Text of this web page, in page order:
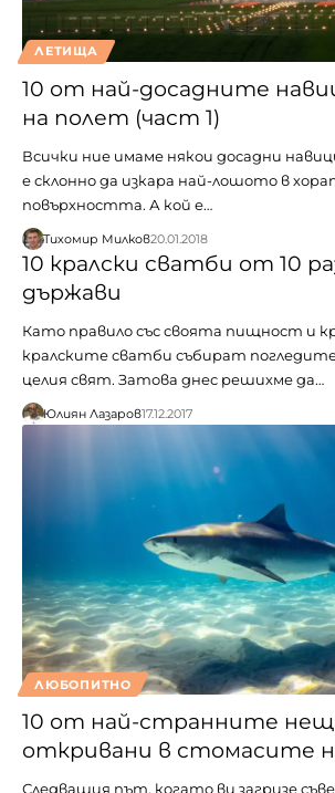
ЛЕТИЩА
10 от най-досадните
на полет (част 1)
Всички ние имаме някои досадни
е склонно да изкара най-лошото в
повърхността. А кой е…
Тихомир Милков20.01.2018
10 кралски сватби от 10
държави
Като правило със своята пищност и
кралските сватби събират
целия свят. Затова днес решихме да…
Юлиян Лазаров17.12.2017
ЛЮБОПИТНО
10 от най-странните
откривани в стомасите
Следващия път, когато ви загризе